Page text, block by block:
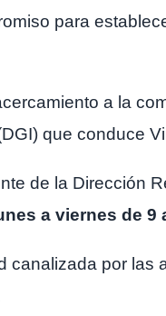
para
a la
que conduce
de la Dirección
a viernes de 9
por las